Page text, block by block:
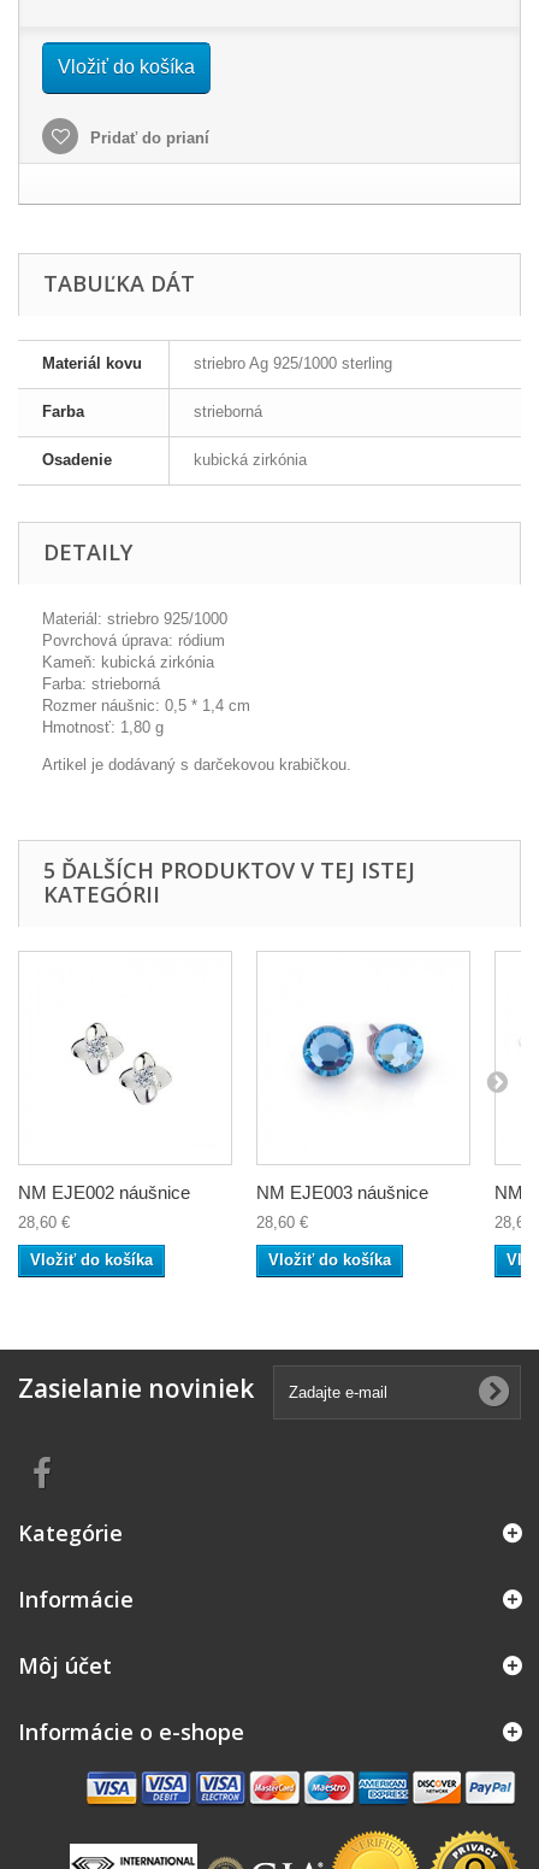
Vložiť do košíka
Pridať do prianí
TABUĽKA DÁT
Materiál kovu striebro Ag 925/1000 sterling
Farba strieborná
Osadenie kubická zirkónia
DETAILY
Materiál: striebro 925/1000
Povrchová úprava: ródium
Kameň: kubická zirkónia
Farba: strieborná
Rozmer náušnic: 0,5 * 1,4 cm
Hmotnosť: 1,80 g
Artikel je dodávaný s darčekovou krabičkou.
5 ĎALŠÍCH PRODUKTOV V TEJ ISTEJ
KATEGÓRII
NM EJE002 náušnice
28,60 €
Vložiť do košíka
NM EJE003 náušnice
28,60 €
Vložiť do košíka
NM
28,60
Zasielanie noviniek
Kategórie
Informácie
Môj účet
Informácie o e-shope